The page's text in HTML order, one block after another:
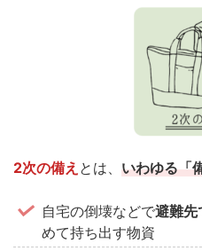
2次の備え とは、 いわゆる「
自宅の倒壊などで避難先
めて持ち出す物資